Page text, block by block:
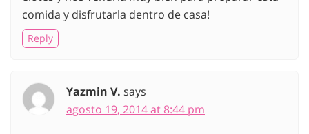
comida y disfrutarla dentro de casa!
Reply
Yazmin V. says
agosto 19, 2014 at 8:44 pm